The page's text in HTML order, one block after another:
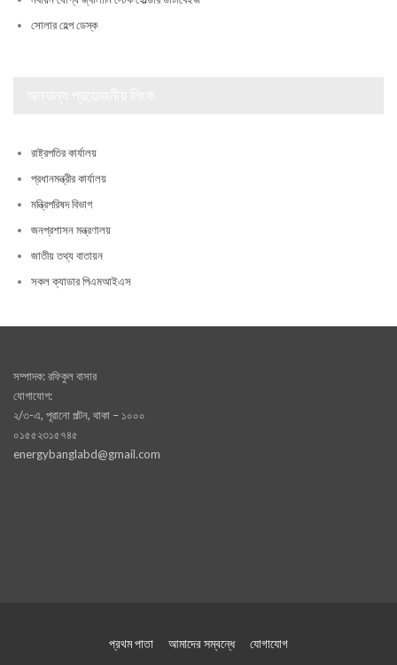
সোলার হেল্প ডেস্ক
রাষ্ট্রপতির কার্যালয়
প্রধানমন্ত্রীর কার্যালয়
মন্ত্রিপরিষদ বিভাগ
জনপ্রশাসন মন্ত্রণালয়
জাতীয় তথ্য বাতায়ন
সকল ক্যাডার পিএমআইএস
সম্পাদক: রফিকুল বাসার
যোগাযোগ:
২/৩-এ, পূরানো পল্টন, থাকা – ১০০০
০১৫৫২৩১৫৭৪৫
energybanglabd@gmail.com
প্রথম পাতা আমাদের সম্বন্ধে যোগাযোগ